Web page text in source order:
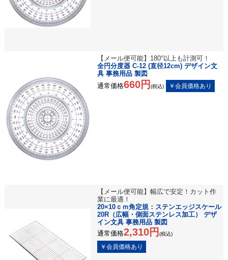
【メール便可能】180°以上も計測可！
全円分度器 C-12 (直径12cm) デザイン文
具 事務用品 製図
通常価格660円 (税込)
【メール便可能】幅広で安定！カット作
業に最適！
20×10ｃｍ角定規：ステンエッジスケール
20R（広幅・側面ステンレス加工） デザ
イン文具 事務用品 製図
通常価格2,310円 (税込)